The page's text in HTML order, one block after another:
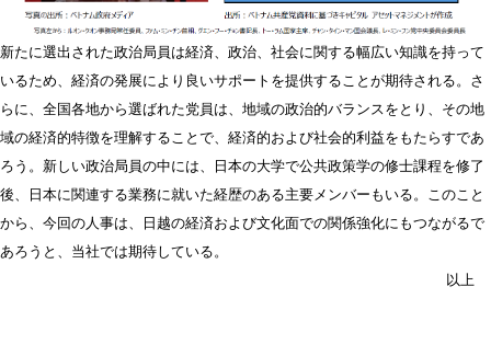
新たに選出された政治局員は経済、政治、社会に関する幅広い知識を持って
いるため、経済の発展により良いサポートを提供することが期待される。さ
らに、全国各地から選ばれた党員は、地域の政治的バランスをとり、その地
域の経済的特徴を理解することで、経済的および社会的利益をもたらすであ
ろう。新しい政治局員の中には、日本の大学で公共政策学の修士課程を修了
後、日本に関連する業務に就いた経歴のある主要メンバーもいる。このこと
から、今回の人事は、日越の経済および文化面での関係強化にもつながるで
あろうと、当社では期待している。
以上